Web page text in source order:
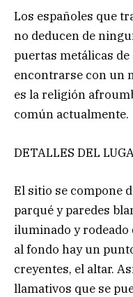
Los españoles que
no deducen de
puertas metálicas
encontrarse con un
es la religión
común actualmente.
DETALLES DEL
El sitio se compone
parqué y paredes
iluminado y rodeado
al fondo hay un
creyentes, el altar.
llamativos que se